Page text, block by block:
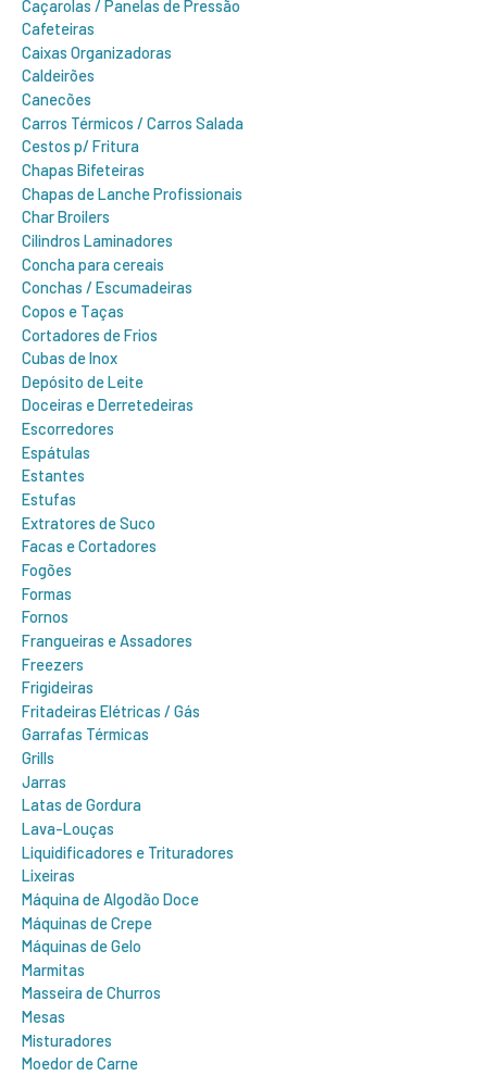
Caçarolas / Panelas de Pressão
Cafeteiras
Caixas Organizadoras
Caldeirões
Canecões
Carros Térmicos / Carros Salada
Cestos p/ Fritura
Chapas Bifeteiras
Chapas de Lanche Profissionais
Char Broilers
Cilindros Laminadores
Concha para cereais
Conchas / Escumadeiras
Copos e Taças
Cortadores de Frios
Cubas de Inox
Depósito de Leite
Doceiras e Derretedeiras
Escorredores
Espátulas
Estantes
Estufas
Extratores de Suco
Facas e Cortadores
Fogões
Formas
Fornos
Frangueiras e Assadores
Freezers
Frigideiras
Fritadeiras Elétricas / Gás
Garrafas Térmicas
Grills
Jarras
Latas de Gordura
Lava-Louças
Liquidificadores e Trituradores
Lixeiras
Máquina de Algodão Doce
Máquinas de Crepe
Máquinas de Gelo
Marmitas
Masseira de Churros
Mesas
Misturadores
Moedor de Carne